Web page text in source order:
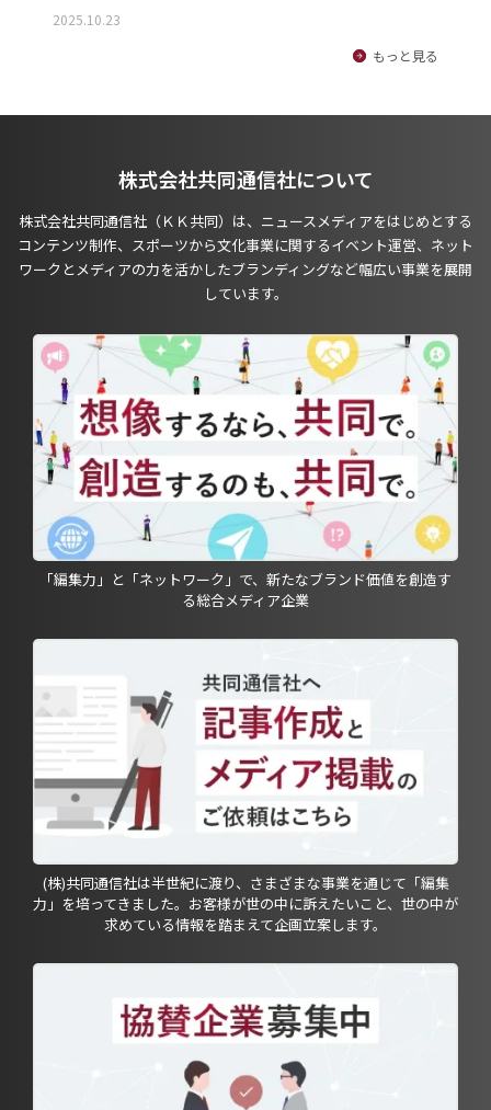
2025.10.23
もっと見る
株式会社共同通信社について
株式会社共同通信社（ＫＫ共同）は、ニュースメディアをはじめとする
コンテンツ制作、スポーツから文化事業に関するイベント運営、ネット
ワークとメディアの力を活かしたブランディングなど幅広い事業を展開
しています。
「編集力」と「ネットワーク」で、新たなブランド価値を創造す
る総合メディア企業
(株)共同通信社は半世紀に渡り、さまざまな事業を通じて「編集
力」を培ってきました。お客様が世の中に訴えたいこと、世の中が
求めている情報を踏まえて企画立案します。